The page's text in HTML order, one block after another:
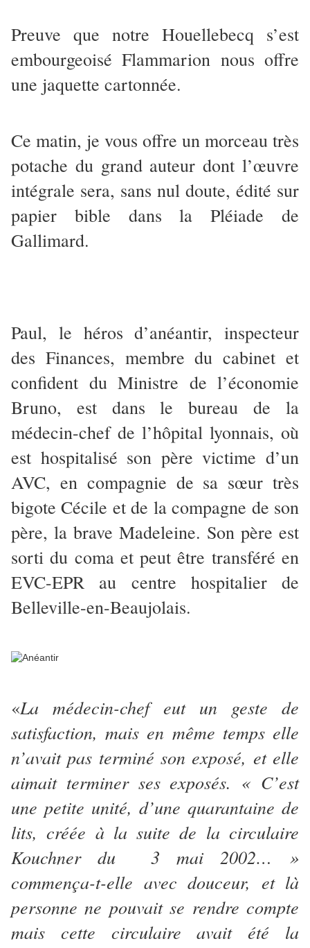
Preuve que notre Houellebecq s’est
embourgeoisé Flammarion nous offre
une jaquette cartonnée.
Ce matin, je vous offre un morceau très
potache du grand auteur dont l’œuvre
intégrale sera, sans nul doute, édité sur
papier bible dans la Pléiade de
Gallimard.
Paul, le héros d’anéantir, inspecteur
des Finances, membre du cabinet et
confident du Ministre de l’économie
Bruno, est dans le bureau de la
médecin-chef de l’hôpital lyonnais, où
est hospitalisé son père victime d’un
AVC, en compagnie de sa sœur très
bigote Cécile et de la compagne de son
père, la brave Madeleine. Son père est
sorti du coma et peut être transféré en
EVC-EPR au centre hospitalier de
Belleville-en-Beaujolais.
«La médecin-chef eut un geste de
satisfaction, mais en même temps elle
n’avait pas terminé son exposé, et elle
aimait terminer ses exposés. « C’est
une petite unité, d’une quarantaine de
lits, créée à la suite de la circulaire
Kouchner du 3 mai 2002… »
commença-t-elle avec douceur, et là
personne ne pouvait se rendre compte
mais cette circulaire avait été la